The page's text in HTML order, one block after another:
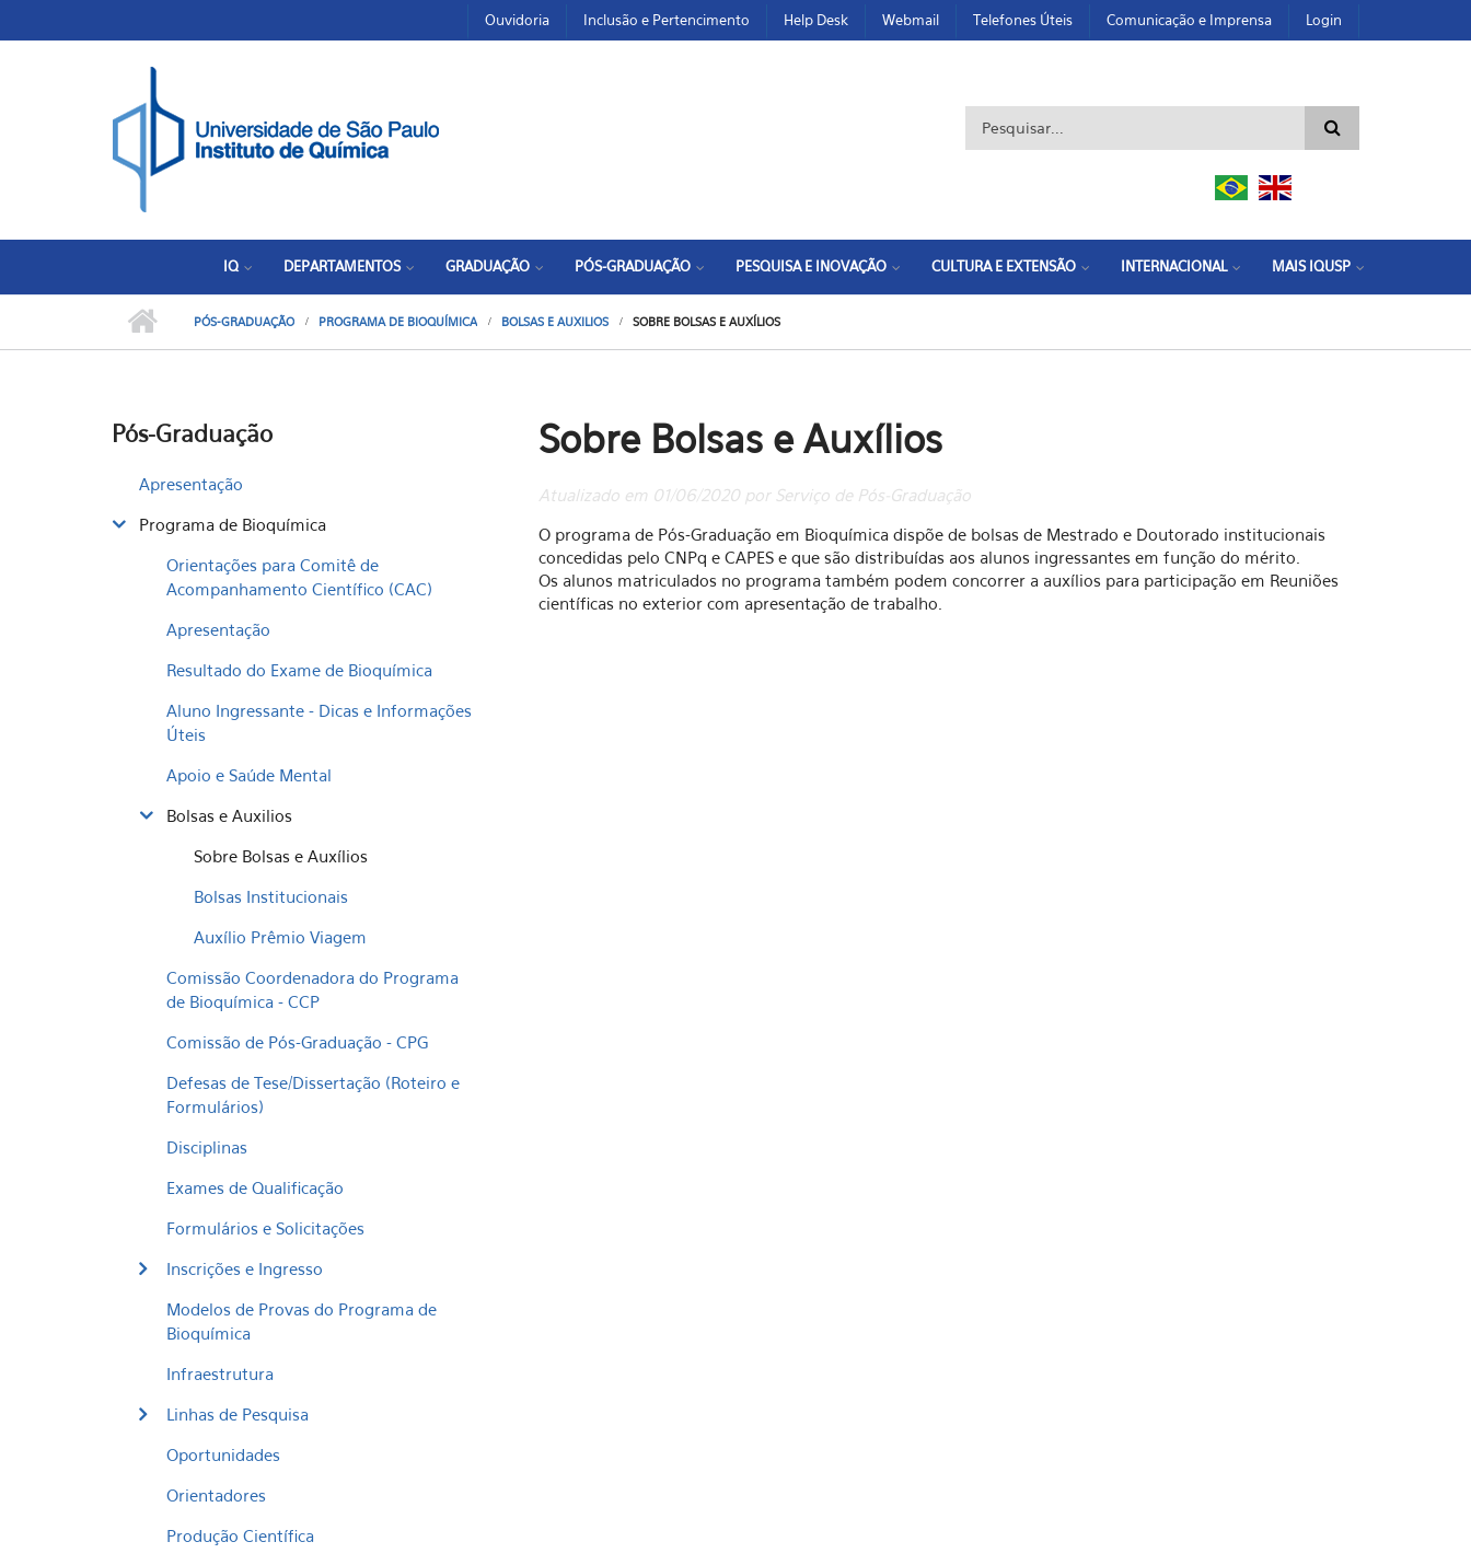
Ouvidoria Inclusão e Pertencimento Help Desk Webmail Telefones Úteis Comunicação e Imprensa Login
Formulário de busca
IQ DEPARTAMENTOS GRADUAÇÃO PÓS-GRADUAÇÃO PESQUISA E INOVAÇÃO CULTURA E EXTENSÃO INTERNACIONAL MAIS IQUSP
PÓS-GRADUAÇÃO PROGRAMA DE BIOQUÍMICA BOLSAS E AUXILIOS SOBRE BOLSAS E AUXÍLIOS
Pós-Graduação
Apresentação
Programa de Bioquímica
Orientações para Comitê de
Acompanhamento Científico (CAC)
Apresentação
Resultado do Exame de Bioquímica
Aluno Ingressante - Dicas e Informações
Úteis
Apoio e Saúde Mental
Bolsas e Auxilios
Sobre Bolsas e Auxílios
Bolsas Institucionais
Auxílio Prêmio Viagem
Comissão Coordenadora do Programa
de Bioquímica - CCP
Comissão de Pós-Graduação - CPG
Defesas de Tese/Dissertação (Roteiro e
Formulários)
Disciplinas
Exames de Qualificação
Formulários e Solicitações
Inscrições e Ingresso
Modelos de Provas do Programa de
Bioquímica
Infraestrutura
Linhas de Pesquisa
Oportunidades
Orientadores
Produção Científica
Sobre Bolsas e Auxílios
Atualizado em 01/06/2020 por Serviço de Pós-Graduação
O programa de Pós-Graduação em Bioquímica dispõe de bolsas de Mestrado e Doutorado institucionais
concedidas pelo CNPq e CAPES e que são distribuídas aos alunos ingressantes em função do mérito.
Os alunos matriculados no programa também podem concorrer a auxílios para participação em Reuniões
científicas no exterior com apresentação de trabalho.